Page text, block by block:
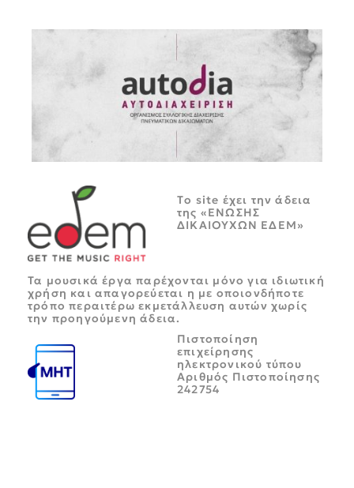
Tο site έχει την άδεια
της «ΕΝΩΣΗΣ
ΔΙΚΑΙΟΥΧΩΝ ΕΔΕΜ»
Τα μουσικά έργα παρέχονται μόνο για ιδιωτική
χρήση και απαγορεύεται η με οποιονδήποτε
τρόπο περαιτέρω εκμετάλλευση αυτών χωρίς
την προηγούμενη άδεια.
Πιστοποίηση
επιχείρησης
ηλεκτρονικού τύπου
Αριθμός Πιστοποίησης
242754